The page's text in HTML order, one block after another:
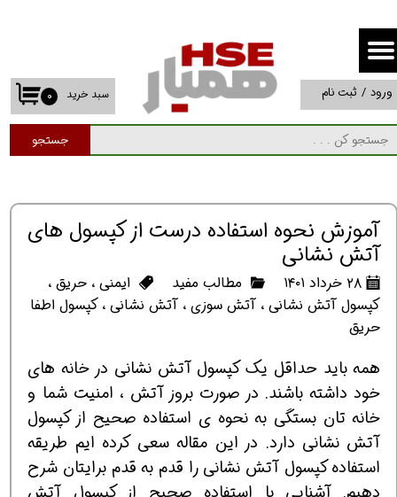
جستجو
۰ سبد خرید ورود / ثبت نام
حساب کاربری من
تغییر گذر واژه
سفارشات
آموزش نحوه استفاده درست از کپسول های
آتش نشانی
۲۸ خرداد ۱۴۰۱ مطالب مفید ایمنی، حریق،
کپسول آتش نشانی، آتش سوزی، آتش نشانی، کپسول اطفا
حریق
همه باید حداقل یک کپسول آتش نشانی در خانه های
خود داشته باشند. در صورت بروز آتش ، امنیت شما و
خانه تان بستگی به نحوه ی استفاده صحیح از کپسول
آتش نشانی دارد. در این مقاله سعی کرده ایم طریقه
استفاده کپسول آتش نشانی را قدم به قدم برایتان شرح